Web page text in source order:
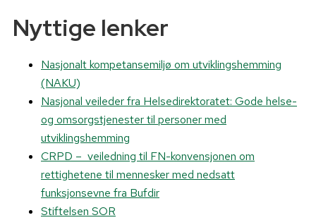
Nyttige lenker
Nasjonalt kompetansemiljø om utviklingshemming
(NAKU)
Nasjonal veileder fra Helsedirektoratet: Gode helse-
og omsorgstjenester til personer med
utviklingshemming
CRPD – veiledning til FN-konvensjonen om
rettighetene til mennesker med nedsatt
funksjonsevne fra Bufdir
Stiftelsen SOR